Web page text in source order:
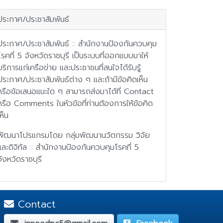
ะกาศ/ประชาสัมพันธ์
ะกาศ/ประชาสัมพันธ์ :: สำนักงานป้องกันควบคุม
รคที่ 5 จังหวัดราชบุรี เป็นระบบที่ออกแบบมาให้
การแก่เครือข่าย และประชาชนที่สนใจได้รับรู้
ะกาศ/ประชาสัมพันธ์ต่าง ๆ และถ้ามีข้อคิดเห็น
อข้อเสนอแนะใด ๆ สามารถส่งมาได้ที่ Contact
อ Comments ในหัวข้อที่ท่านต้องการให้ข้อคิด
น
ฒนาโปรแกรมโดย กลุ่มพัฒนานวัตกรรม วิจัย
ะดิจิทัล :: สำนักงานป้องกันควบคุมโรคที่ 5
หวัดราชบุรี
Contact